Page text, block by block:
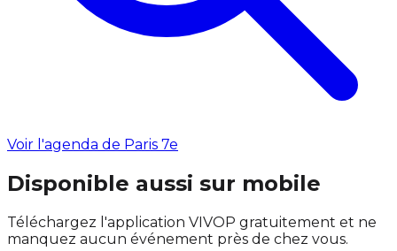
Voir l'agenda de Paris 7e
Disponible aussi sur mobile
Téléchargez l'application VIVOP gratuitement et ne
manquez aucun événement près de chez vous.